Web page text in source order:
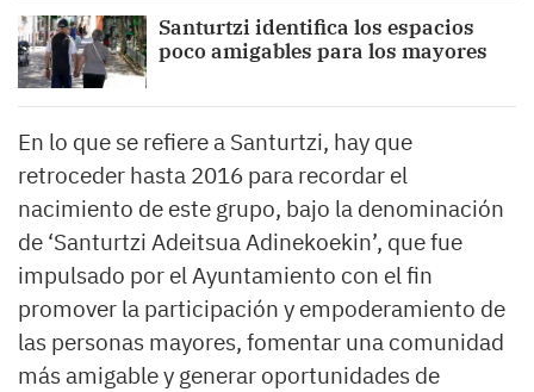
Santurtzi identifica los espacios
poco amigables para los mayores
En lo que se refiere a Santurtzi, hay que
retroceder hasta 2016 para recordar el
nacimiento de este grupo, bajo la denominación
de ‘Santurtzi Adeitsua Adinekoekin’, que fue
impulsado por el Ayuntamiento con el fin
promover la participación y empoderamiento de
las personas mayores, fomentar una comunidad
más amigable y generar oportunidades de